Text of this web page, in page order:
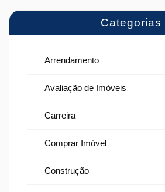
Categorias
Arrendamento
Avaliação de Imóveis
Carreira
Comprar Imóvel
Construção